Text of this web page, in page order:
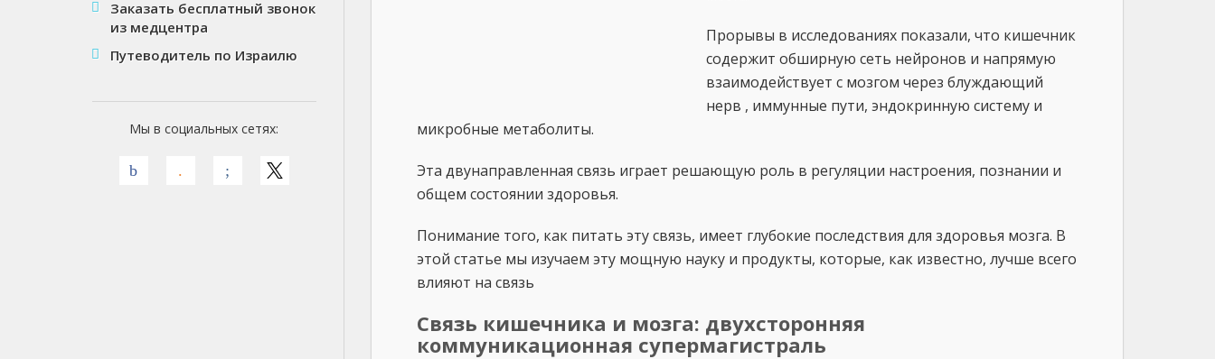
Заказать бесплатный звонок
из медцентра
Путеводитель по Израилю
Мы в социальных сетях:
Прорывы в исследованиях показали, что кишечник
содержит обширную сеть нейронов и напрямую
взаимодействует с мозгом через блуждающий
нерв , иммунные пути, эндокринную систему и
микробные метаболиты.
Эта двунаправленная связь играет решающую роль в регуляции настроения, познании и
общем состоянии здоровья.
Понимание того, как питать эту связь, имеет глубокие последствия для здоровья мозга. В
этой статье мы изучаем эту мощную науку и продукты, которые, как известно, лучше всего
влияют на связь
Связь кишечника и мозга: двухсторонняя
коммуникационная супермагистраль